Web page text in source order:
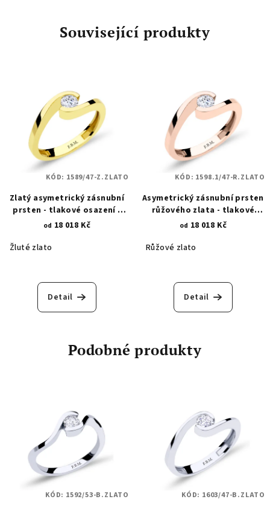
Související produkty
Zlatý asymetrický zásnubní
prsten - tlakové osazení -
kulatý zirkon 4 mm 1589
od 18 018 Kč
Žluté zlato
Detail
KÓD: 1589/47-Z.ZLATO
Asymetrický zásnubní prsten
růžového zlata - tlakové
osazení - kulatý zirkon 4 mm
od 18 018 Kč
Růžové zlato
Detail
KÓD: 1598.1/47-R.ZLATO
Podobné produkty
KÓD: 1592/53-B.ZLATO KÓD: 1603/47-B.ZLATO